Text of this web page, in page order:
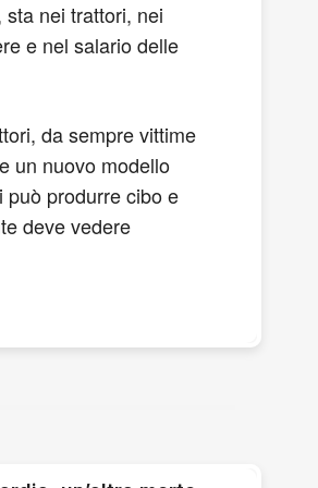
sta nei trattori, nei
e nel salario delle
da sempre vittime
un nuovo modello
può produrre cibo e
deve vedere